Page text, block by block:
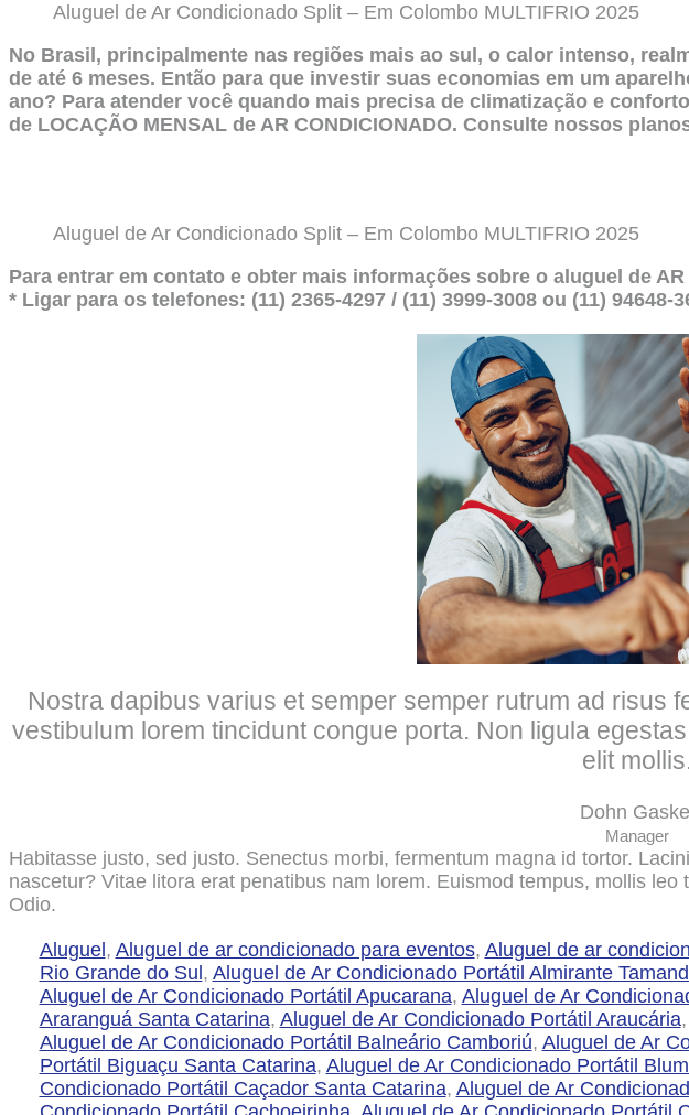
Aluguel de Ar Condicionado Split – Em Colombo MULTIFRIO 2025
No Brasil, principalmente nas regiões mais ao sul, o calor intenso,
de até 6 meses. Então para que investir suas economias em um
ano? Para atender você quando mais precisa de climatização e
de LOCAÇÃO MENSAL de AR CONDICIONADO. Consulte nossos
Aluguel de Ar Condicionado Split – Em Colombo MULTIFRIO 2025
Para entrar em contato e obter mais informações sobre o aluguel de AR
* Ligar para os telefones: (11) 2365-4297 / (11) 3999-3008 ou (11) 94648-
Nostra dapibus varius et semper semper rutrum ad risus
vestibulum lorem tincidunt congue porta. Non ligula
elit
Dohn
Manager
Habitasse justo, sed justo. Senectus morbi, fermentum magna id tortor.
nascetur? Vitae litora erat penatibus nam lorem. Euismod tempus, mollis
Odio.
Aluguel, Aluguel de ar condicionado para eventos, Aluguel de ar
Rio Grande do Sul, Aluguel de Ar Condicionado Portátil Almirante
Aluguel de Ar Condicionado Portátil Apucarana, Aluguel de Ar
Araranguá Santa Catarina, Aluguel de Ar Condicionado Portátil Araucária,
Aluguel de Ar Condicionado Portátil Balneário Camboriú, Aluguel de Ar
Portátil Biguaçu Santa Catarina, Aluguel de Ar Condicionado Portátil
Condicionado Portátil Caçador Santa Catarina, Aluguel de Ar